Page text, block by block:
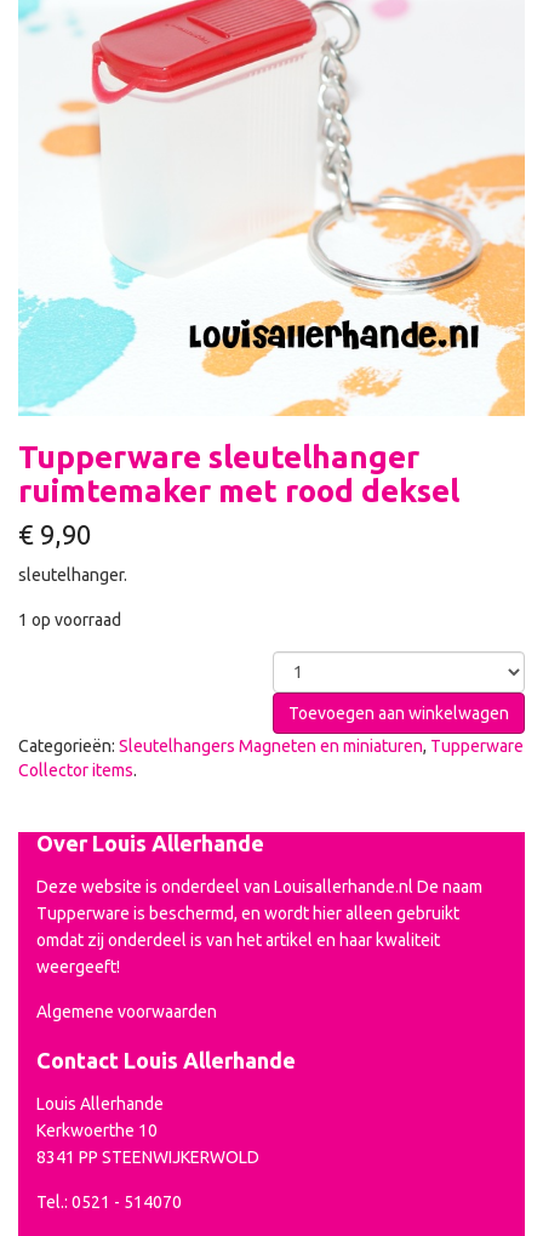
Tupperware sleutelhanger
ruimtemaker met rood deksel
€ 9,90
sleutelhanger.
1 op voorraad
Toevoegen aan winkelwagen
Categorieën: Sleutelhangers Magneten en miniaturen, Tupperware
Collector items.
Over Louis Allerhande
Deze website is onderdeel van Louisallerhande.nl De naam
Tupperware is beschermd, en wordt hier alleen gebruikt
omdat zij onderdeel is van het artikel en haar kwaliteit
weergeeft!
Algemene voorwaarden
Contact Louis Allerhande
Louis Allerhande
Kerkwoerthe 10
8341 PP STEENWIJKERWOLD
Tel.: 0521 - 514070